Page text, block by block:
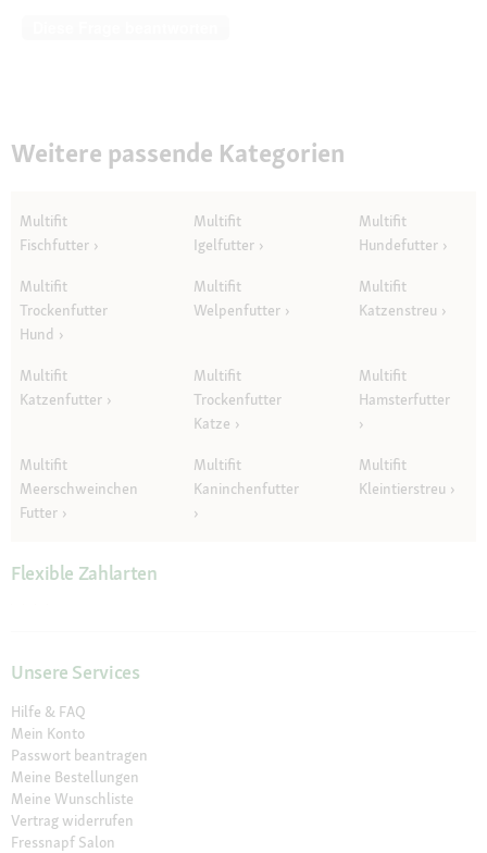
Weitere passende Kategorien
Multifit
Fischfutter
Multifit
Igelfutter
Multifit
Hundefutter
Multifit
Trockenfutter
Hund
Multifit
Welpenfutter
Multifit
Katzenstreu
Multifit
Katzenfutter
Multifit
Trockenfutter
Katze
Multifit
Hamsterfutter
Multifit
Meerschweinchen
Futter
Multifit
Kaninchenfutter
Multifit
Kleintierstreu
Flexible Zahlarten
Unsere Services
Hilfe & FAQ
Mein Konto
Passwort beantragen
Meine Bestellungen
Meine Wunschliste
Vertrag widerrufen
Fressnapf Salon